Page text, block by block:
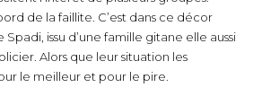
de la faillite. C’est dans ce décor
issu d’une famille gitane elle aussi
Alors que leur situation les
le meilleur et pour le pire.